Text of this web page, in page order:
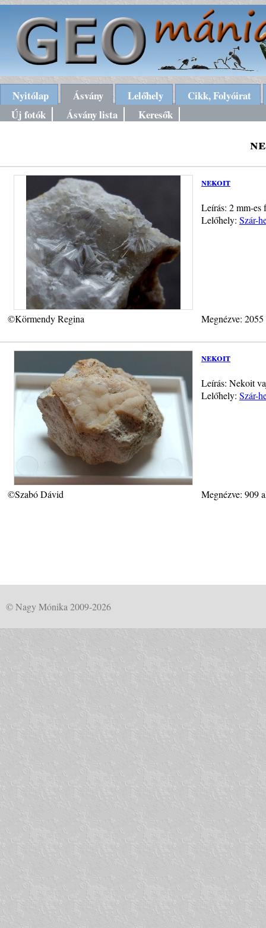
Nyitólap Ásvány Lelőhely
Cikk, Folyóirat
Új fotók
Ásvány lista Keresők
nekoit
Leírás: 2 mm-es
Lelőhely: Szár-
©Körmendy Regina Megnézve:
nekoit
Leírás: Nekoit
Lelőhely: Szár-
©Szabó Dávid Megnézve: 909
© Nagy Mónika 2009-2026